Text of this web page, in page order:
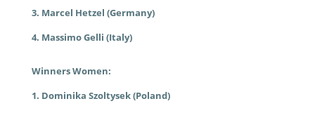
3. Marcel Hetzel (Germany)
4. Massimo Gelli (Italy)
Winners Women:
1. Dominika Szoltysek (Poland)